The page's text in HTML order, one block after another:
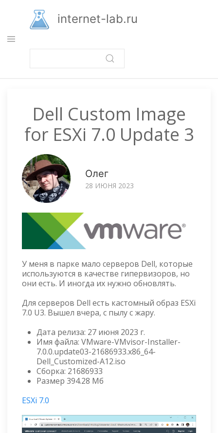
основному
содержанию
internet-lab.ru
Dell Custom Image
for ESXi 7.0 Update 3
Олег
28 ИЮНЯ 2023
У меня в парке мало серверов Dell, которые
используются в качестве гипервизоров, но
они есть. И иногда их нужно обновлять.
Для серверов Dell есть кастомный образ ESXi
7.0 U3. Вышел вчера, с пылу с жару.
Дата релиза: 27 июня 2023 г.
Имя файла: VMware-VMvisor-Installer-
7.0.0.update03-21686933.x86_64-
Dell_Customized-A12.iso
Сборка: 21686933
Размер 394.28 Мб
ESXi 7.0